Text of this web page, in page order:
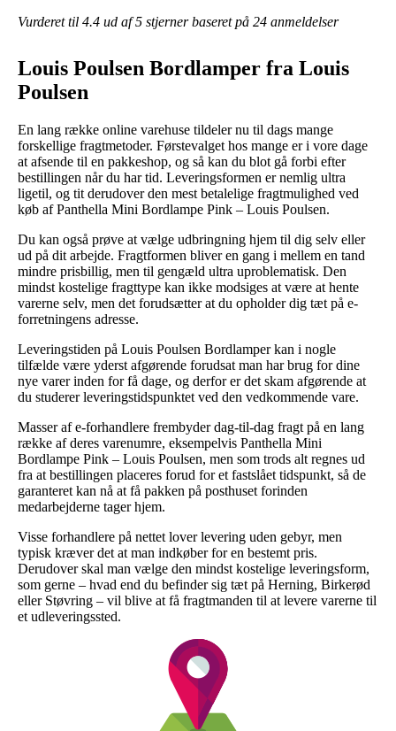
Vurderet til 4.4 ud af 5 stjerner baseret på 24 anmeldelser
Louis Poulsen Bordlamper fra Louis
Poulsen
En lang række online varehuse tildeler nu til dags mange
forskellige fragtmetoder. Førstevalget hos mange er i vore dage
at afsende til en pakkeshop, og så kan du blot gå forbi efter
bestillingen når du har tid. Leveringsformen er nemlig ultra
ligetil, og tit derudover den mest betalelige fragtmulighed ved
køb af Panthella Mini Bordlampe Pink – Louis Poulsen.
Du kan også prøve at vælge udbringning hjem til dig selv eller
ud på dit arbejde. Fragtformen bliver en gang i mellem en tand
mindre prisbillig, men til gengæld ultra uproblematisk. Den
mindst kostelige fragttype kan ikke modsiges at være at hente
varerne selv, men det forudsætter at du opholder dig tæt på e-
forretningens adresse.
Leveringstiden på Louis Poulsen Bordlamper kan i nogle
tilfælde være yderst afgørende forudsat man har brug for dine
nye varer inden for få dage, og derfor er det skam afgørende at
du studerer leveringstidspunktet ved den vedkommende vare.
Masser af e-forhandlere frembyder dag-til-dag fragt på en lang
række af deres varenumre, eksempelvis Panthella Mini
Bordlampe Pink – Louis Poulsen, men som trods alt regnes ud
fra at bestillingen placeres forud for et fastslået tidspunkt, så de
garanteret kan nå at få pakken på posthuset forinden
medarbejderne tager hjem.
Visse forhandlere på nettet lover levering uden gebyr, men
typisk kræver det at man indkøber for en bestemt pris.
Derudover skal man vælge den mindst kostelige leveringsform,
som gerne – hvad end du befinder sig tæt på Herning, Birkerød
eller Støvring – vil blive at få fragtmanden til at levere varerne til
et udleveringssted.